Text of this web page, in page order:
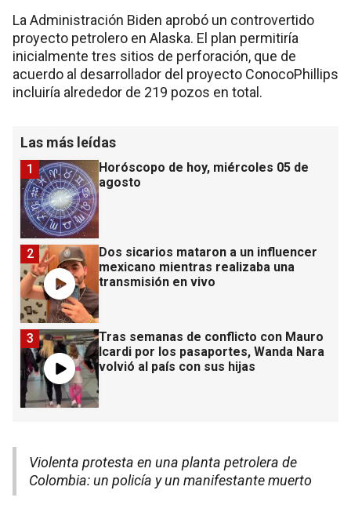
La Administración Biden aprobó un controvertido
proyecto petrolero en Alaska. El plan permitiría
inicialmente tres sitios de perforación, que de
acuerdo al desarrollador del proyecto ConocoPhillips
incluiría alrededor de 219 pozos en total.
Las más leídas
Horóscopo de hoy, miércoles 05 de
agosto
1
Dos sicarios mataron a un influencer
mexicano mientras realizaba una
transmisión en vivo
2
Tras semanas de conflicto con Mauro
Icardi por los pasaportes, Wanda Nara
volvió al país con sus hijas
3
Violenta protesta en una planta petrolera de
Colombia: un policía y un manifestante muerto